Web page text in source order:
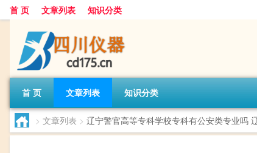
首 页 文章列表 知识分类
首 页 文章列表 知识分类
> 文章列表 > 辽宁警官高等专科学校专科有公安类专业吗